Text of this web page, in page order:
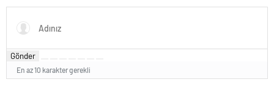
Gönder
En az 10 karakter gerekli